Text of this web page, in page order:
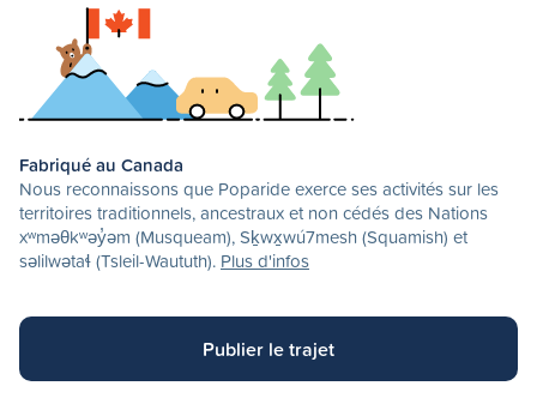
Fabriqué au Canada
Nous reconnaissons que Poparide exerce ses activités sur les
territoires traditionnels, ancestraux et non cédés des Nations
xʷməθkʷəy̓əm (Musqueam), Sḵwx̱wú7mesh (Squamish) et
səlilwətaɬ (Tsleil-Waututh). Plus d'infos